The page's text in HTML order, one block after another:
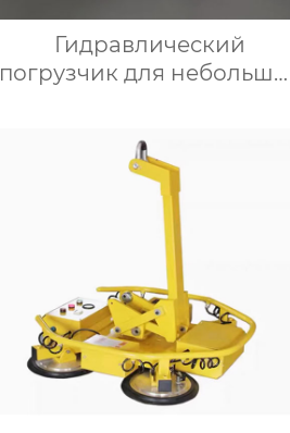
Гидравлический
погрузчик для небольших